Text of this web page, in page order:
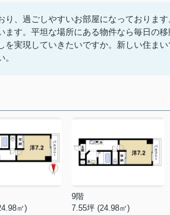
、過ごしやすいお部屋になっておりま
す。平坦な場所にある物件なら毎日の
実現していきたいですか。新しい住ま
㎡)
9階
7.55坪 (24.98㎡)